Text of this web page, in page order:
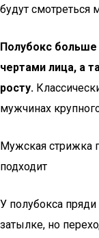
будут смотреться
Полубокс
чертами лица, а
росту.
мужчинах
Мужская стрижка
подходит
У полубокса
затылке, но